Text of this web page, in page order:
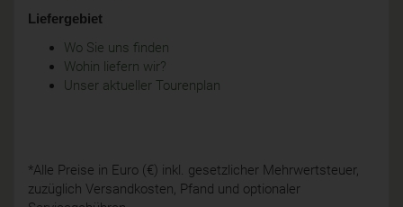
Liefergebiet
Wo Sie uns finden
Wohin liefern wir?
Unser aktueller Tourenplan
*Alle Preise in Euro (€) inkl. gesetzlicher Mehrwertsteuer,
zuzüglich Versandkosten, Pfand und optionaler